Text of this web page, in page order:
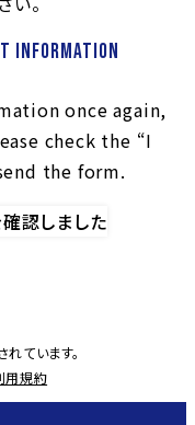
information
once again,
check the “I
the form.
認しました
れています。
用規約